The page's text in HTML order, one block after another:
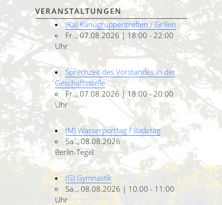
VERANSTALTUNGEN
(Ka) Kanugruppentreffen / Grillen
Fr.., 07.08.2026 | 18:00 - 22:00
Uhr
Sprechzeit des Vorstandes in der
Geschäftsstelle
Fr.., 07.08.2026 | 18:00 - 20:00
Uhr
(M) Wasserporttag / Badetag
Sa.., 08.08.2026
Berlin-Tegel
(G) Gymnastik
Sa.., 08.08.2026 | 10:00 - 11:00
Uhr